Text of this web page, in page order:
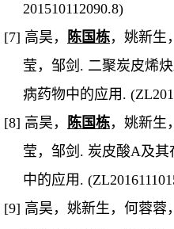
201510112090.8)
[7] 高昊， 陈国栋，姚新生
莹，邹剑 . 二聚炭皮烯炔
病药物中的应用 .
[8] 高昊， 陈国栋，姚新生
莹，邹剑 . 炭皮酸A及其
中的应用 .
[9] 高昊，姚新生，何蓉蓉